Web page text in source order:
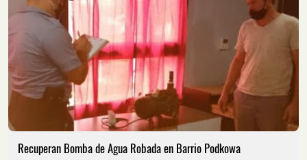
Recuperan Bomba de Agua Robada en Barrio Podkowa